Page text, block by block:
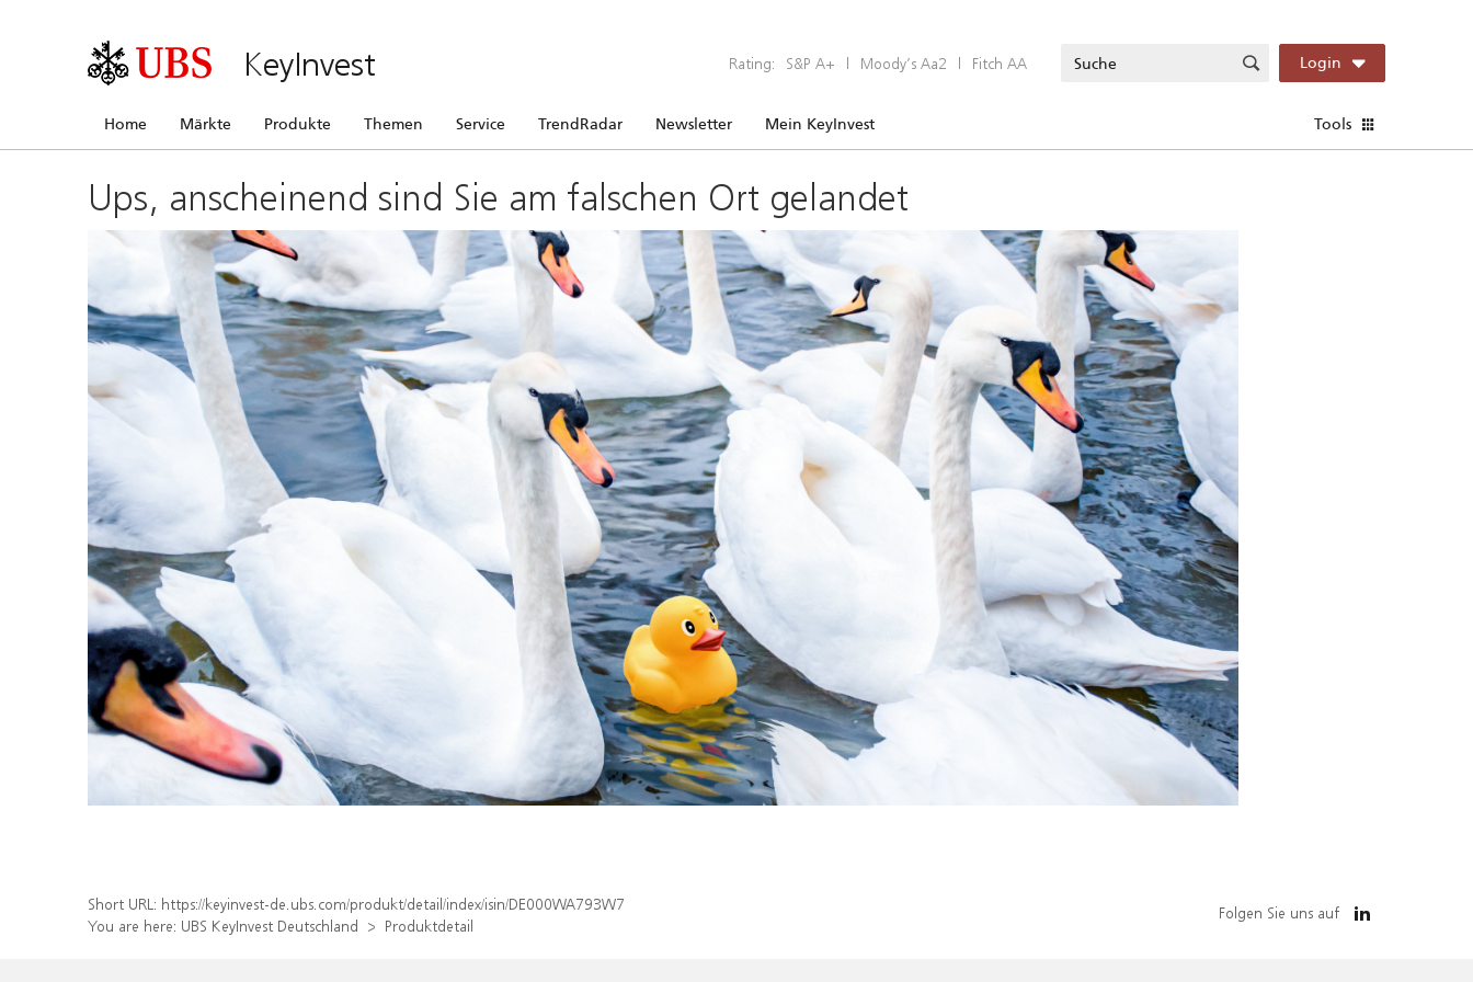
KeyInvest Rating: S&P A+ | Moody’s Aa2 | Fitch AA Login
Home Märkte Produkte Themen Service TrendRadar Newsletter Mein KeyInvest Tools
Ups, anscheinend sind Sie am falschen Ort gelandet
Short URL: https://keyinvest-de.ubs.com/produkt/detail/index/isin/DE000WA793W7
You are here: UBS KeyInvest Deutschland Produktdetail
Folgen Sie uns auf